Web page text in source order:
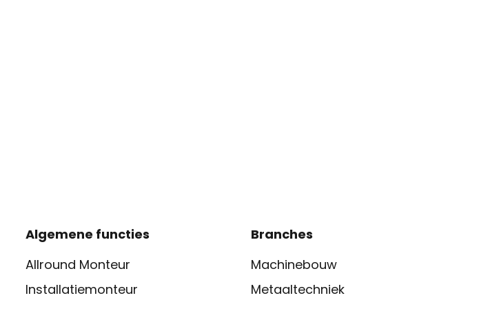
Algemene functies
Allround Monteur
Installatiemonteur
Branches
Machinebouw
Metaaltechniek